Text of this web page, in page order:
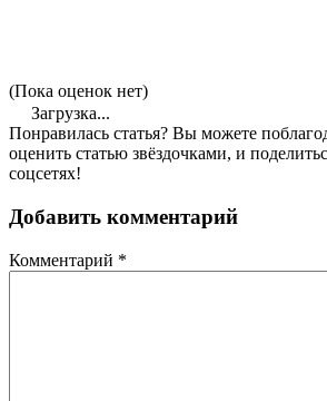
(Пока оценок нет)
Загрузка...
Понравилась статья? Вы можете
оценить статью звёздочками, и
соцсетях!
Добавить комментарий
Комментарий *